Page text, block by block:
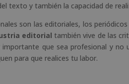
texto y también la capacidad de
son las editoriales, los
editorial también vive de las
que sea profesional y no
para que realices tu labor.